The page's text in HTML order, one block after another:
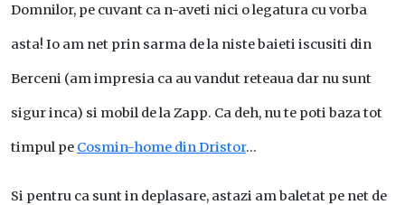
Domnilor, pe cuvant ca n-aveti nici o legatura cu vorba
asta! Io am net prin sarma de la niste baieti iscusiti din
Berceni (am impresia ca au vandut reteaua dar nu sunt
sigur inca) si mobil de la Zapp. Ca deh, nu te poti baza tot
timpul pe Cosmin-home din Dristor…
Si pentru ca sunt in deplasare, astazi am baletat pe net de